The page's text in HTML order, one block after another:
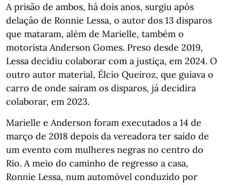
A prisão de ambos, há dois anos, surgiu após
delação de Ronnie Lessa, o autor dos 13 disparos
que mataram, além de Marielle, também o
motorista Anderson Gomes. Preso desde 2019,
Lessa decidiu colaborar com a justiça, em 2024. O
outro autor material, Élcio Queiroz, que guiava o
carro de onde saíram os disparos, já decidira
colaborar, em 2023.
Marielle e Anderson foram executados a 14 de
março de 2018 depois da vereadora ter saído de
um evento com mulheres negras no centro do
Rio. A meio do caminho de regresso a casa,
Ronnie Lessa, num automóvel conduzido por